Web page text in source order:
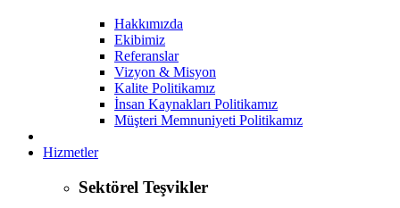
Hakkımızda
Ekibimiz
Referanslar
Vizyon & Misyon
Kalite Politikamız
İnsan Kaynakları Politikamız
Müşteri Memnuniyeti Politikamız
Hizmetler
Sektörel Teşvikler